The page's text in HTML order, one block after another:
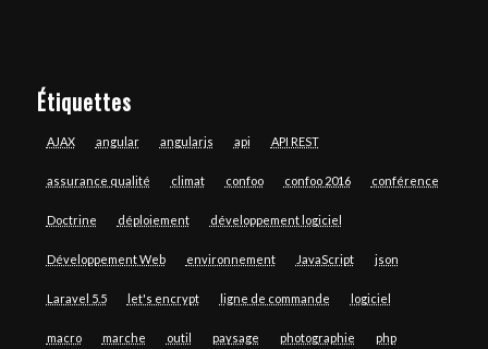
Étiquettes
AJAX angular angularjs api API REST
assurance qualité climat confoo confoo 2016 conférence
Doctrine déploiement développement logiciel
Développement Web environnement JavaScript json
Laravel 5.5 let's encrypt ligne de commande logiciel
macro marche outil paysage photographie php